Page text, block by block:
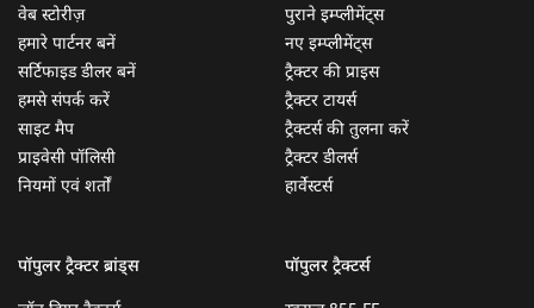
वेब स्टोरीज़
हमारे पार्टनर बनें
सर्टिफाइड डीलर बनें
हमसे संपर्क करें
साइट मैप
प्राइवेसी पॉलिसी
नियमों एवं शर्तों
पुराने इम्प्लीमेंट्स
नए इम्प्लीमेंट्स
ट्रैक्टर की प्राइस
ट्रैक्टर टायर्स
ट्रैक्टर्स की तुलना करें
ट्रैक्टर डीलर्स
हार्वेस्टर्स
पॉपुलर ट्रैक्टर ब्रांड्स
पॉपुलर ट्रैक्टर्स